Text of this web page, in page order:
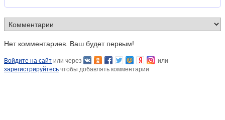
Нет комментариев. Ваш будет первым!
Войдите на сайт или через
или
зарегистрируйтесь чтобы добавлять комментарии